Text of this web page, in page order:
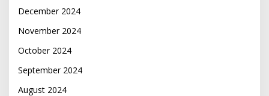
December 2024
November 2024
October 2024
September 2024
August 2024